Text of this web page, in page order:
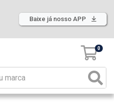
Baixe já nosso APP
0